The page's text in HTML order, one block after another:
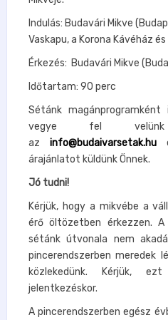
Indulás: Budavári Mikve
Vaskapu, a Korona Kávéház
Érkezés: Budavári Mikve
Időtartam: 90 perc
Sétánk magánprogramként
vegye fel
az info@budaivarsetak.hu
árajánlatot küldünk Önnek.
Jó tudni!
Kérjük, hogy a mikvébe a
érő öltözetben érkezzen.
sétánk útvonala nem
pincerendszerben meredek
közlekedünk. Kérjük,
jelentkezéskor.
A pincerendszerben egész